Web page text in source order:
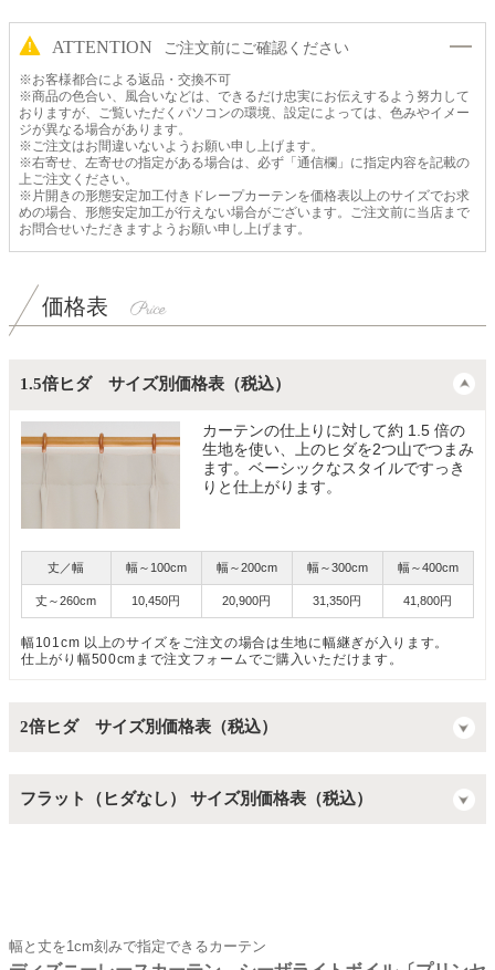
ATTENTION ご注文前にご確認ください
※お客様都合による返品・交換不可
※商品の色合い、風合いなどは、できるだけ忠実にお伝えするよう努力して
おりますが、ご覧いただくパソコンの環境、設定によっては、色みやイメー
ジが異なる場合があります。
※ご注文はお間違いないようお願い申し上げます。
※右寄せ、左寄せの指定がある場合は、必ず「通信欄」に指定内容を記載の
上ご注文ください。
※片開きの形態安定加工付きドレープカーテンを価格表以上のサイズでお求
めの場合、形態安定加工が行えない場合がございます。ご注文前に当店まで
お問合せいただきますようお願い申し上げます。
価格表
1.5倍ヒダ サイズ別価格表（税込）
カーテンの仕上りに対して約 1.5 倍の
生地を使い、上のヒダを2つ山でつまみ
ます。ベーシックなスタイルですっき
りと仕上がります。
丈／幅
丈～260cm
幅～100cm
10,450円
幅～200cm
20,900円
幅～300cm
31,350円
幅～400cm
41,800円
幅101cm 以上のサイズをご注文の場合は生地に幅継ぎが入ります。
仕上がり幅500cmまで注文フォームでご購入いただけます。
2倍ヒダ サイズ別価格表（税込）
フラット（ヒダなし） サイズ別価格表（税込）
幅と丈を1cm刻みで指定できるカーテン